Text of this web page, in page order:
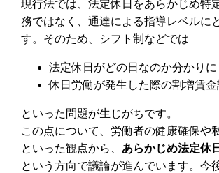
現行法では、法定休日をあらかじめ特
務ではなく、通達による指導レベルに
す。そのため、シフト制などでは
法定休日がどの日なのか分かりに
休日労働が発生した際の割増賃金
といった問題が生じがちです。
この点について、労働者の健康確保や
といった観点から、 あらかじめ法定休
という方向で議論が進んでいます。今